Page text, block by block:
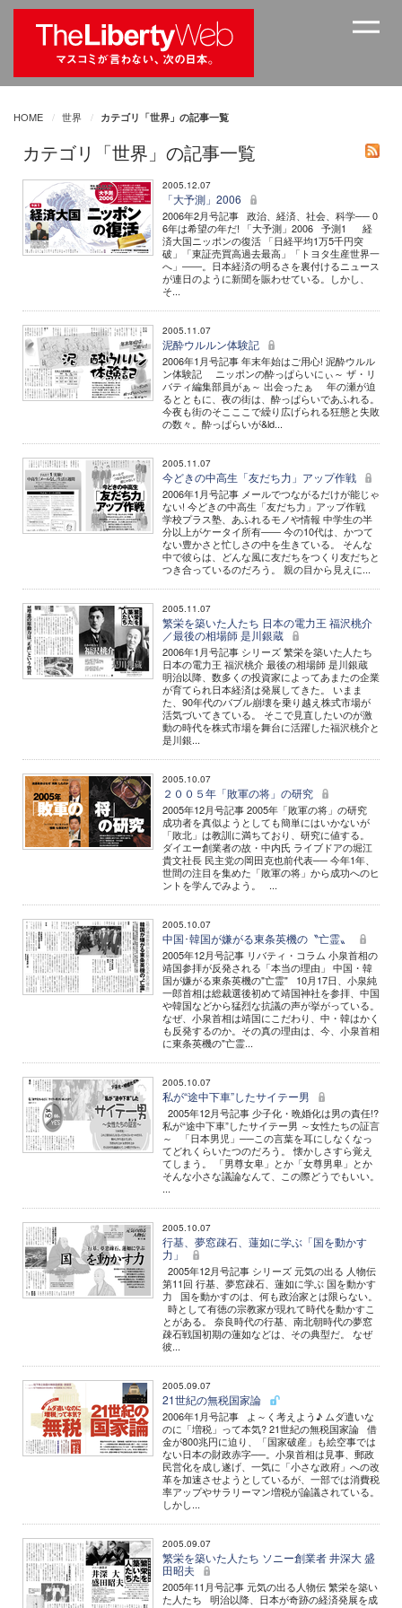
HOME 世界 カテゴリ「世界」の記事一覧
カテゴリ「世界」の記事一覧
2005.12.07
「大予測」2006
2006年2月号記事 政治、経済、社会、科学── 0
6年は希望の年だ! 「大予測」2006 予測1 経
済大国ニッポンの復活 「日経平均1万5千円突
破」「東証売買高過去最高」「トヨタ生産世界一
へ」――。日本経済の明るさを裏付けるニュース
が連日のように新聞を賑わせている。しかし、
そ...
2005.11.07
泥酔ウルルン体験記
2006年1月号記事 年末年始はご用心! 泥酔ウルル
ン体験記 ニッポンの酔っぱらいにぃ～ ザ・リ
バティ編集部員がぁ～ 出会ったぁ 年の瀬が迫
るとともに、夜の街は、酔っぱらいであふれる。
今夜も街のそこここで繰り広げられる狂態と失敗
の数々。酔っぱらいが&ld...
2005.11.07
今どきの中高生「友だち力」アップ作戦
2006年1月号記事 メールでつながるだけが能じゃ
ない! 今どきの中高生「友だち力」アップ作戦
学校プラス塾、あふれるモノや情報 中学生の半
分以上がケータイ所有―― 今の10代は、かつて
ない豊かさと忙しさの中を生きている。 そんな
中で彼らは、どんな風に友だちをつくり友だちと
つき合っているのだろう。 親の目から見えに...
2005.11.07
繁栄を築いた人たち 日本の電力王 福沢桃介
／最後の相場師 是川銀蔵
2006年1月号記事 シリーズ 繁栄を築いた人たち
日本の電力王 福沢桃介 最後の相場師 是川銀蔵
明治以降、数多くの投資家によってあまたの企業
が育てられ日本経済は発展してきた。 いまま
た、90年代のバブル崩壊を乗り越え株式市場が
活気づいてきている。 そこで見直したいのが激
動の時代を株式市場を舞台に活躍した福沢桃介と
是川銀...
2005.10.07
２００５年「敗軍の将」の研究
2005年12月号記事 2005年「敗軍の将」の研究
成功者を真似ようとしても簡単にはいかないが
「敗北」は教訓に満ちており、研究に値する。
ダイエー創業者の故・中内氏 ライブドアの堀江
貴文社長 民主党の岡田克也前代表── 今年1年、
世間の注目を集めた「敗軍の将」から成功へのヒ
ントを学んでみよう。 ...
2005.10.07
中国･韓国が嫌がる東条英機の〝亡霊〟
2005年12月号記事 リバティ・コラム 小泉首相の
靖国参拝が反発される「本当の理由」 中国・韓
国が嫌がる東条英機の"亡霊" 10月17日、小泉純
一郎首相は総裁選後初めて靖国神社を参拝、中国
や韓国などから猛烈な抗議の声が挙がっている。
なぜ、小泉首相は靖国にこだわり、中・韓はかく
も反発するのか。その真の理由は、今、小泉首相
に東条英機の"亡霊...
2005.10.07
私が“途中下車”したサイテー男
2005年12月号記事 少子化・晩婚化は男の責任!?
私が“途中下車”したサイテー男 ～女性たちの証言
～ 「日本男児」──この言葉を耳にしなくなっ
てどれくらいたつのだろう。 懐かしさすら覚え
てしまう。 「男尊女卑」とか「女尊男卑」とか
そんな小さな議論なんて、この際どうでもいい。
...
2005.10.07
行基、夢窓疎石、蓮如に学ぶ「国を動かす
力」
2005年12月号記事 シリーズ 元気の出る 人物伝
第11回 行基、夢窓疎石、蓮如に学ぶ 国を動かす
力 国を動かすのは、何も政治家とは限らない。
時として有徳の宗教家が現れて時代を動かすこ
とがある。 奈良時代の行基、南北朝時代の夢窓
疎石戦国初期の蓮如などは、その典型だ。 なぜ
彼...
2005.09.07
21世紀の無税国家論
2006年1月号記事 よ～く考えよう♪ ムダ遣いな
のに「増税」って本気? 21世紀の無税国家論 借
金が800兆円に迫り、「国家破産」も絵空事では
ない日本の財政赤字──。小泉首相は見事、郵政
民営化を成し遂げ、一気に「小さな政府」への改
革を加速させようとしているが、一部では消費税
率アップやサラリーマン増税が論議されている。
しかし...
2005.09.07
繁栄を築いた人たち ソニー創業者 井深大 盛
田昭夫
2005年11月号記事 元気の出る人物伝 繁栄を築い
た人たち 明治以降、日本が奇跡の経済発展を成